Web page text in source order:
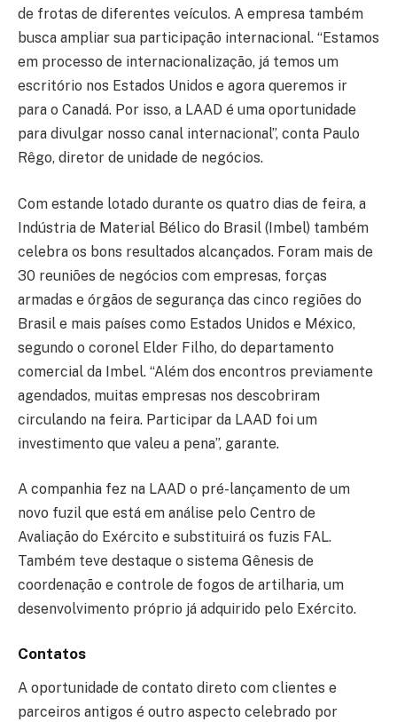
de frotas de diferentes veículos. A empresa também
busca ampliar sua participação internacional. “Estamos
em processo de internacionalização, já temos um
escritório nos Estados Unidos e agora queremos ir
para o Canadá. Por isso, a LAAD é uma oportunidade
para divulgar nosso canal internacional”, conta Paulo
Rêgo, diretor de unidade de negócios.
Com estande lotado durante os quatro dias de feira, a
Indústria de Material Bélico do Brasil (Imbel) também
celebra os bons resultados alcançados. Foram mais de
30 reuniões de negócios com empresas, forças
armadas e órgãos de segurança das cinco regiões do
Brasil e mais países como Estados Unidos e México,
segundo o coronel Elder Filho, do departamento
comercial da Imbel. “Além dos encontros previamente
agendados, muitas empresas nos descobriram
circulando na feira. Participar da LAAD foi um
investimento que valeu a pena”, garante.
A companhia fez na LAAD o pré-lançamento de um
novo fuzil que está em análise pelo Centro de
Avaliação do Exército e substituirá os fuzis FAL.
Também teve destaque o sistema Gênesis de
coordenação e controle de fogos de artilharia, um
desenvolvimento próprio já adquirido pelo Exército.
Contatos
A oportunidade de contato direto com clientes e
parceiros antigos é outro aspecto celebrado por